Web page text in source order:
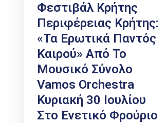
Φεστιβάλ Κρήτης
Περιφέρειας Κρήτης:
«Τα Ερωτικά Παντός
Καιρού» Από Το
Μουσικό Σύνολο
Vamos Orchestra
Κυριακή 30 Ιουλίου
Στο Ενετικό Φρούριο